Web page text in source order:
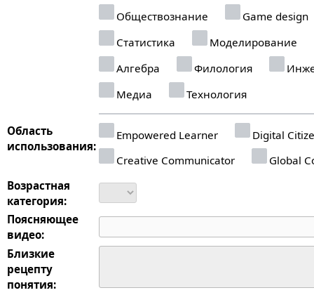
Обществознание
Game design
Статистика
Моделирование
Алгебра
Филология
Медиа
Технология
Область
использования:
Empowered Learner
Digital
Creative Communicator
Global
Возрастная
категория:
Поясняющее
видео:
Близкие
рецепту
понятия: